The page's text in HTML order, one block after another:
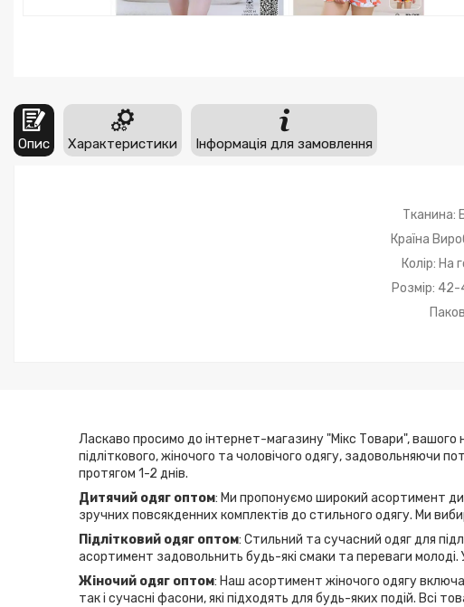
Опис Характеристики Інформація для замовлення
Тканина:
Країна
Колір: На
Розмір:
Ласкаво просимо до інтернет-магазину "Мікс Товари", вашого
підліткового, жіночого та чоловічого одягу, задовольняючи
протягом 1-2 днів.
Дитячий одяг оптом: Ми пропонуємо широкий асортимент
зручних повсякденних комплектів до стильного одягу. Ми
Підлітковий одяг оптом: Стильний та сучасний одяг для
асортимент задовольнить будь-які смаки та переваги
Жіночий одяг оптом: Наш асортимент жіночого одягу
так і сучасні фасони, які підходять для будь-яких подій. Всі